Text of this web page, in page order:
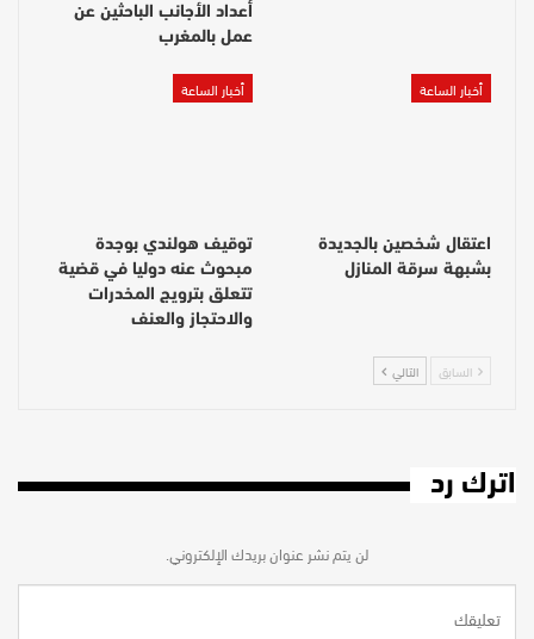
أعداد الأجانب الباحثين عن
عمل بالمغرب
أخبار الساعة
اعتقال شخصين بالجديدة
بشبهة سرقة المنازل
أخبار الساعة
توقيف هولندي بوجدة
مبحوث عنه دوليا في قضية
تتعلق بترويج المخدرات
والاحتجاز والعنف
السابق التالي
اترك رد
لن يتم نشر عنوان بريدك الإلكتروني.